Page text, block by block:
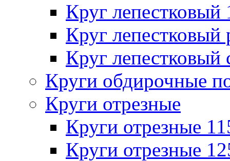
Круг
Круг лепестковый
Круг лепестковый
Круги обдирочные
Круги отрезные
Круги отрезные
Круги отрезные